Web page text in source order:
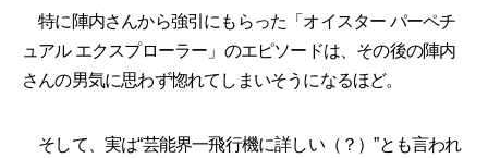
特に陣内さんから強引にもらった「オイスター パーペチ
ュアル エクスプローラー」のエピソードは、その後の陣内
さんの男気に思わず惚れてしまいそうになるほど。
そして、実は“芸能界一飛行機に詳しい（？）”とも言われ